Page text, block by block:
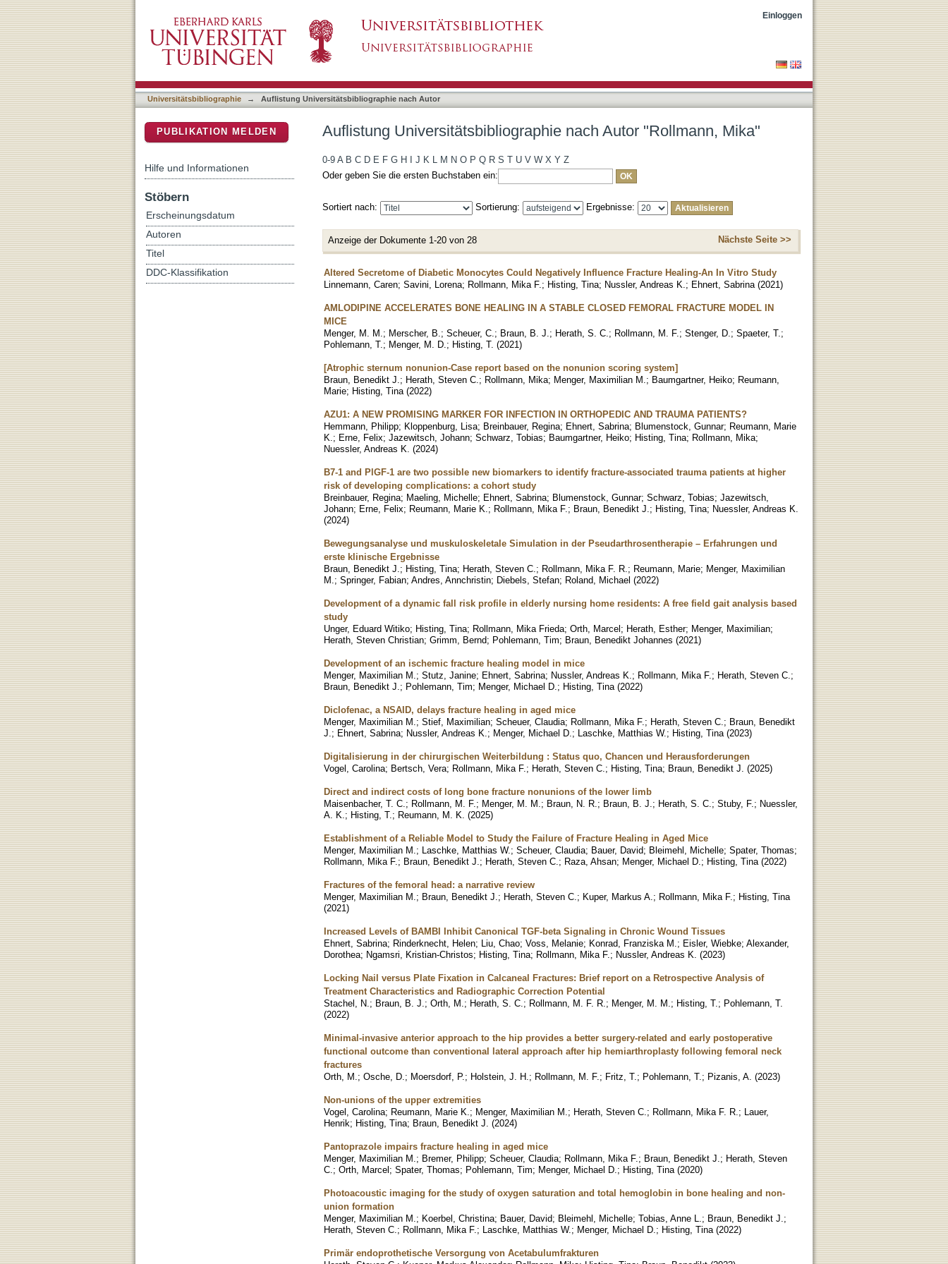
Einloggen
Universitätsbibliographie → Auflistung Universitätsbibliographie nach Autor
Auflistung Universitätsbibliographie nach Autor "Rollmann, Mika"
0-9 A B C D E F G H J K L M N O P Q R S T U V W X Y Z
Oder geben Sie die ersten Buchstaben ein:
Sortiert nach: Sortierung: Ergebnisse:
Anzeige der Dokumente 1-20 von 28 Nächste Seite >>
Altered Secretome of Diabetic Monocytes Could Negatively Influence Fracture Healing-An In Vitro Study
Linnemann, Caren; Savini, Lorena; Rollmann, Mika F. ; Histing, Tina; Nussler, Andreas K. ; Ehnert, Sabrina (2021)
AMLODIPINE ACCELERATES BONE HEALING IN A STABLE CLOSED FEMORAL FRACTURE MODEL IN
MICE
Menger, M. M. ; Merscher, B. ; Scheuer, C. ; Braun, B. J. ; Herath, S. C. ; Rollmann, M. F. ; Stenger, D. ; Spaeter, T. ;
Pohlemann, T. ; Menger, M. D. ; Histing, T. (2021)
[Atrophic sternum nonunion-Case report based on the nonunion scoring system]
Braun, Benedikt J. ; Herath, Steven C. ; Rollmann, Mika; Menger, Maximilian M. ; Baumgartner, Heiko; Reumann,
Marie; Histing, Tina (2022)
AZU1: A NEW PROMISING MARKER FOR INFECTION IN ORTHOPEDIC AND TRAUMA PATIENTS?
Hemmann, Philipp; Kloppenburg, Lisa; Breinbauer, Regina; Ehnert, Sabrina; Blumenstock, Gunnar; Reumann, Marie
K. ; Erne, Felix; Jazewitsch, Johann; Schwarz, Tobias; Baumgartner, Heiko; Histing, Tina; Rollmann, Mika;
Nuessler, Andreas K. (2024)
B7-1 and PlGF-1 are two possible new biomarkers to identify fracture-associated trauma patients at higher
risk of developing complications: a cohort study
Breinbauer, Regina; Maeling, Michelle; Ehnert, Sabrina; Blumenstock, Gunnar; Schwarz, Tobias; Jazewitsch,
Johann; Erne, Felix; Reumann, Marie K. ; Rollmann, Mika F. ; Braun, Benedikt J. ; Histing, Tina; Nuessler, Andreas K.
(2024)
Bewegungsanalyse und muskuloskeletale Simulation in der Pseudarthrosentherapie – Erfahrungen und
erste klinische Ergebnisse
Braun, Benedikt J. ; Histing, Tina; Herath, Steven C. ; Rollmann, Mika F. R. ; Reumann, Marie; Menger, Maximilian
M. ; Springer, Fabian; Andres, Annchristin; Diebels, Stefan; Roland, Michael (2022)
Development of a dynamic fall risk profile in elderly nursing home residents: A free field gait analysis based
study
Unger, Eduard Witiko; Histing, Tina; Rollmann, Mika Frieda; Orth, Marcel; Herath, Esther; Menger, Maximilian;
Herath, Steven Christian; Grimm, Bernd; Pohlemann, Tim; Braun, Benedikt Johannes (2021)
Development of an ischemic fracture healing model in mice
Menger, Maximilian M. ; Stutz, Janine; Ehnert, Sabrina; Nussler, Andreas K. ; Rollmann, Mika F. ; Herath, Steven C. ;
Braun, Benedikt J. ; Pohlemann, Tim; Menger, Michael D. ; Histing, Tina (2022)
Diclofenac, a NSAID, delays fracture healing in aged mice
Menger, Maximilian M. ; Stief, Maximilian; Scheuer, Claudia; Rollmann, Mika F. ; Herath, Steven C. ; Braun, Benedikt
J. ; Ehnert, Sabrina; Nussler, Andreas K. ; Menger, Michael D. ; Laschke, Matthias W. ; Histing, Tina (2023)
Digitalisierung in der chirurgischen Weiterbildung : Status quo, Chancen und Herausforderungen
Vogel, Carolina; Bertsch, Vera; Rollmann, Mika F. ; Herath, Steven C. ; Histing, Tina; Braun, Benedikt J. (2025)
Direct and indirect costs of long bone fracture nonunions of the lower limb
Maisenbacher, T. C. ; Rollmann, M. F. ; Menger, M. M. ; Braun, N. R. ; Braun, B. J. ; Herath, S. C. ; Stuby, F. ; Nuessler,
A. K. ; Histing, T. ; Reumann, M. K. (2025)
Establishment of a Reliable Model to Study the Failure of Fracture Healing in Aged Mice
Menger, Maximilian M. ; Laschke, Matthias W. ; Scheuer, Claudia; Bauer, David; Bleimehl, Michelle; Spater, Thomas;
Rollmann, Mika F. ; Braun, Benedikt J. ; Herath, Steven C. ; Raza, Ahsan; Menger, Michael D. ; Histing, Tina (2022)
Fractures of the femoral head: a narrative review
Menger, Maximilian M. ; Braun, Benedikt J. ; Herath, Steven C. ; Kuper, Markus A. ; Rollmann, Mika F. ; Histing, Tina
(2021)
Increased Levels of BAMBI Inhibit Canonical TGF-beta Signaling in Chronic Wound Tissues
Ehnert, Sabrina; Rinderknecht, Helen; Liu, Chao; Voss, Melanie; Konrad, Franziska M. ; Eisler, Wiebke; Alexander,
Dorothea; Ngamsri, Kristian-Christos; Histing, Tina; Rollmann, Mika F. ; Nussler, Andreas K. (2023)
Locking Nail versus Plate Fixation in Calcaneal Fractures: Brief report on a Retrospective Analysis of
Treatment Characteristics and Radiographic Correction Potential
Stachel, N. ; Braun, B. J. ; Orth, M. ; Herath, S. C. ; Rollmann, M. F. R. ; Menger, M. M. ; Histing, T. ; Pohlemann, T.
(2022)
Minimal-invasive anterior approach to the hip provides a better surgery-related and early postoperative
functional outcome than conventional lateral approach after hip hemiarthroplasty following femoral neck
fractures
Orth, M. ; Osche, D. ; Moersdorf, P. ; Holstein, J. H. ; Rollmann, M. F. ; Fritz, T. ; Pohlemann, T. ; Pizanis, A. (2023)
Non-unions of the upper extremities
Vogel, Carolina; Reumann, Marie K. ; Menger, Maximilian M. ; Herath, Steven C. ; Rollmann, Mika F. R. ; Lauer,
Henrik; Histing, Tina; Braun, Benedikt J. (2024)
Pantoprazole impairs fracture healing in aged mice
Menger, Maximilian M. ; Bremer, Philipp; Scheuer, Claudia; Rollmann, Mika F. ; Braun, Benedikt J. ; Herath, Steven
C. ; Orth, Marcel; Spater, Thomas; Pohlemann, Tim; Menger, Michael D. ; Histing, Tina (2020)
Photoacoustic imaging for the study of oxygen saturation and total hemoglobin in bone healing and non-
union formation
Menger, Maximilian M. ; Koerbel, Christina; Bauer, David; Bleimehl, Michelle; Tobias, Anne L. ; Braun, Benedikt J. ;
Herath, Steven C. ; Rollmann, Mika F. ; Laschke, Matthias W. ; Menger, Michael D. ; Histing, Tina (2022)
Primär endoprothetische Versorgung von Acetabulumfrakturen
PUBLIKATION MELDEN
Hilfe und Informationen
Stöbern
Erscheinungsdatum
Autoren
Titel
DDC-Klassifikation